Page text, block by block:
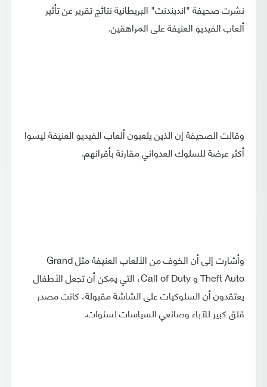
نشرت صحيفة "اندبندنت" البريطانية نتائج تقرير عن تأثير
ألعاب الفيديو العنيفة على المراهقين.
وقالت الصحيفة إن الذين يلعبون ألعاب الفيديو العنيفة ليسوا
أكثر عرضة للسلوك العدواني مقارنة بأقرانهم.
وأشارت إلى أن الخوف من الألعاب العنيفة مثل Grand
Theft Auto و Call of Duty، التي يمكن أن تجعل الأطفال
يعتقدون أن السلوكيات على الشاشة مقبولة، كانت مصدر
قلق كبير للآباء وصانعي السياسات لسنوات.